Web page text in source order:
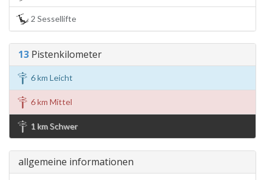
2 Sessellifte
13 Pistenkilometer
6 km Leicht
6 km Mittel
1 km Schwer
allgemeine informationen